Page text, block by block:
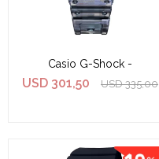
Casio G-Shock -
USD 301,50 USD 335,00